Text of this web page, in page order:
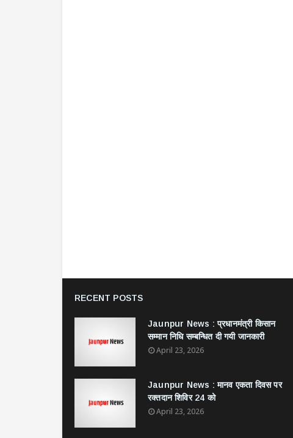
RECENT POSTS
Jaunpur News : ​प्रधानमंत्री किसान
सम्मान निधि सम्बन्धित दी गयी जानकारी
April 23, 2026
Jaunpur News : ​मानव एकता दिवस पर
रक्तदान शिविर 24 को
April 23, 2026